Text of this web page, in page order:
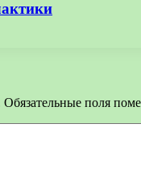
Обязательные поля